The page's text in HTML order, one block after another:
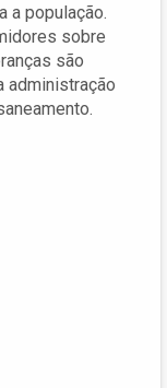
a população.
sobre
são
administração